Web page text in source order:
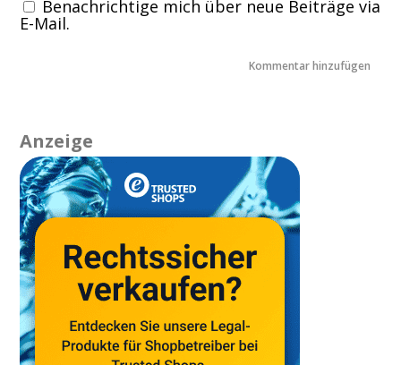
Benachrichtige mich über neue Beiträge via
E-Mail.
Anzeige